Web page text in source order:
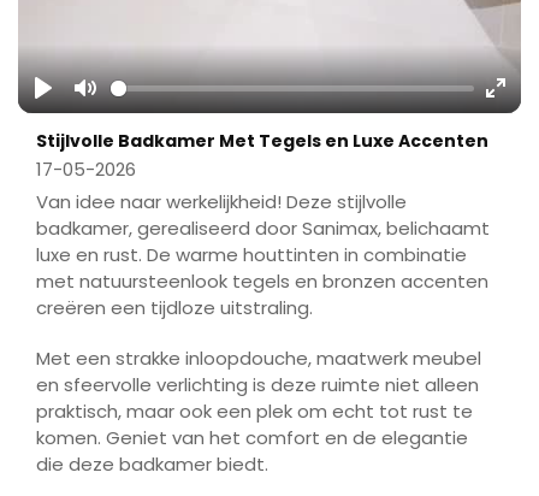
Play Mute
Stijlvolle Badkamer Met Tegels en Luxe Accenten
17-05-2026
Van idee naar werkelijkheid! Deze stijlvolle
badkamer, gerealiseerd door Sanimax, belichaamt
luxe en rust. De warme houttinten in combinatie
met natuursteenlook tegels en bronzen accenten
creëren een tijdloze uitstraling.
Met een strakke inloopdouche, maatwerk meubel
en sfeervolle verlichting is deze ruimte niet alleen
praktisch, maar ook een plek om echt tot rust te
komen. Geniet van het comfort en de elegantie
die deze badkamer biedt.